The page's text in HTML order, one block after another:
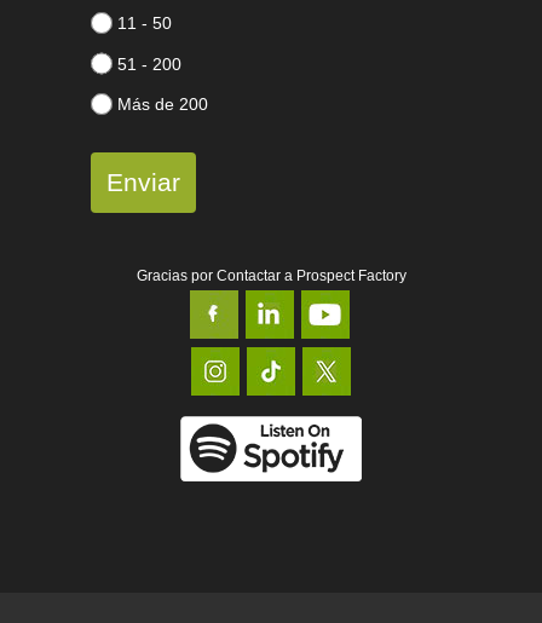
11 - 50
51 - 200
Más de 200
Enviar
Gracias por Contactar a Prospect Factory